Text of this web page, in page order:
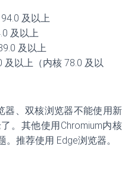
及以上
及以上
及以上
及以上（内核 78.0 及以
器、双核浏览器不能使用新
。其他使用Chromium内核
推荐使用 Edge浏览器。